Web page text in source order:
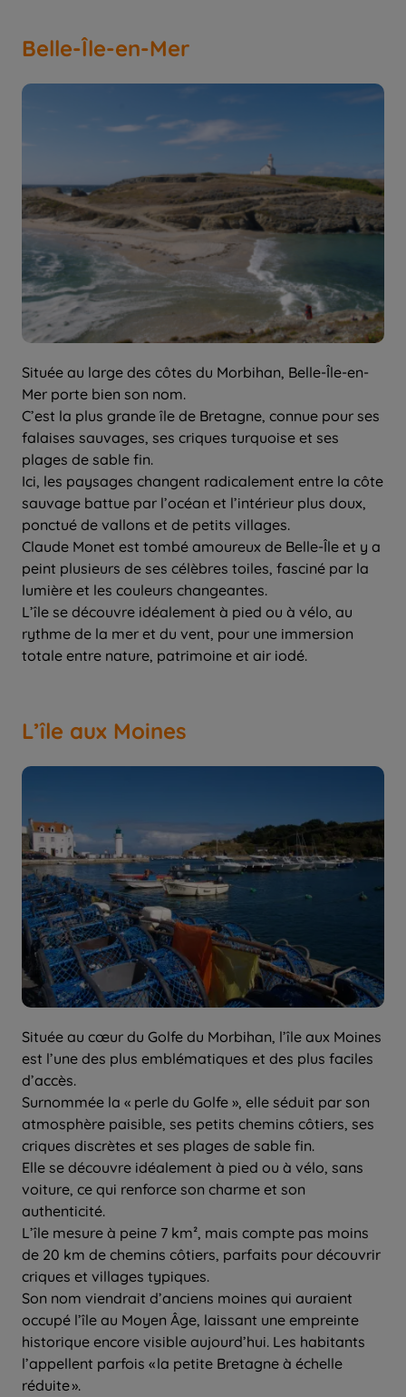
Belle-Île-en-Mer
Située au large des côtes du Morbihan, Belle-Île-en-
Mer porte bien son nom.
C’est la plus grande île de Bretagne, connue pour ses
falaises sauvages, ses criques turquoise et ses
plages de sable fin.
Ici, les paysages changent radicalement entre la côte
sauvage battue par l’océan et l’intérieur plus doux,
ponctué de vallons et de petits villages.
Claude Monet est tombé amoureux de Belle-Île et y a
peint plusieurs de ses célèbres toiles, fasciné par la
lumière et les couleurs changeantes.
L’île se découvre idéalement à pied ou à vélo, au
rythme de la mer et du vent, pour une immersion
totale entre nature, patrimoine et air iodé.
L’île aux Moines
Située au cœur du Golfe du Morbihan, l’île aux Moines
est l’une des plus emblématiques et des plus faciles
d’accès.
Surnommée la « perle du Golfe », elle séduit par son
atmosphère paisible, ses petits chemins côtiers, ses
criques discrètes et ses plages de sable fin.
Elle se découvre idéalement à pied ou à vélo, sans
voiture, ce qui renforce son charme et son
authenticité.
L’île mesure à peine 7 km², mais compte pas moins
de 20 km de chemins côtiers, parfaits pour découvrir
criques et villages typiques.
Son nom viendrait d’anciens moines qui auraient
occupé l’île au Moyen Âge, laissant une empreinte
historique encore visible aujourd’hui. Les habitants
l’appellent parfois « la petite Bretagne à échelle
réduite ».